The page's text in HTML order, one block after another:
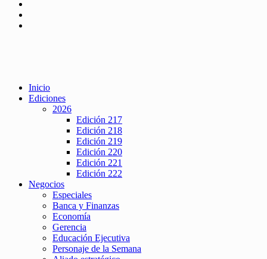
Inicio
Ediciones
2026
Edición 217
Edición 218
Edición 219
Edición 220
Edición 221
Edición 222
Negocios
Especiales
Banca y Finanzas
Economía
Gerencia
Educación Ejecutiva
Personaje de la Semana